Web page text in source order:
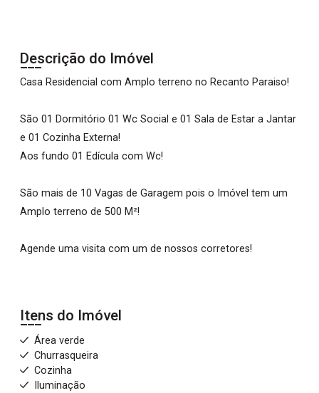
Descrição do Imóvel
Casa Residencial com Amplo terreno no Recanto Paraiso!
São 01 Dormitório 01 Wc Social e 01 Sala de Estar a Jantar
e 01 Cozinha Externa!
Aos fundo 01 Edícula com Wc!
São mais de 10 Vagas de Garagem pois o Imóvel tem um
Amplo terreno de 500 M²!
Agende uma visita com um de nossos corretores!
Itens do Imóvel
Área verde
Churrasqueira
Cozinha
Iluminação